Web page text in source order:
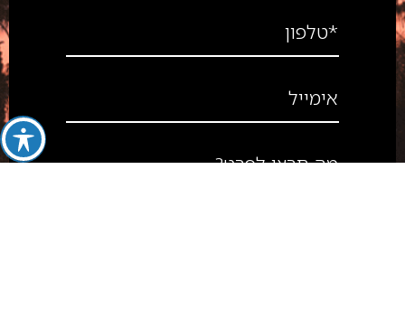
*טלפון
אימייל
מה תרצו לפרט?סה״כ לתשלום